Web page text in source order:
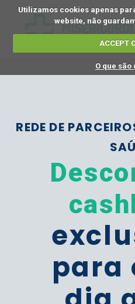
Utilizamos cookies apenas
website, não
ACCEPT
O que são
REDE DE
para